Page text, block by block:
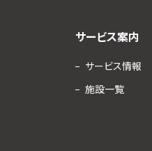
サービス案内
サービス情報
施設一覧